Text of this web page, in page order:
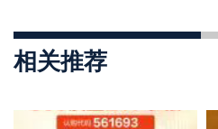
相关推荐